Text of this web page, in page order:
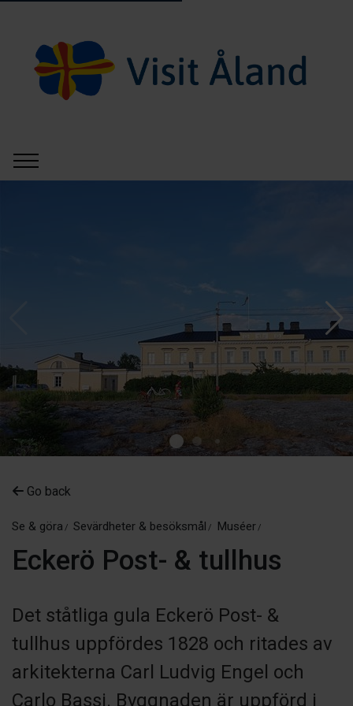
Go back
Se & göra Sevärdheter & besöksmål Muséer
Eckerö Post- & tullhus
Det ståtliga gula Eckerö Post- &
tullhus uppfördes 1828 och ritades av
arkitekterna Carl Ludvig Engel och
Carlo Bassi. Byggnaden är uppförd i